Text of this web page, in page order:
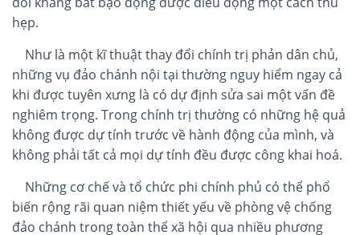
hẹp.
Như là một kĩ thuật thay đổi chính trị phản dân chủ,
những vụ đảo chánh nội tại thường nguy hiểm ngay cả
khi được tuyên xưng là có dự định sửa sai một vấn đề
nghiêm trọng. Trong chính trị thường có những hệ quả
không được dự tính trước về hành động của mình, và
không phải tất cả mọi dự tính đều được công khai hoá.
Những cơ chế và tổ chức phi chính phủ có thể phổ
biến rộng rãi quan niệm thiết yếu về phòng vệ chống
đảo chánh trong toàn thể xã hội qua nhiều phương